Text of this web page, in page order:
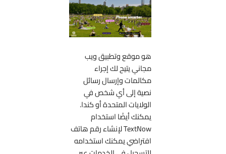
هو موقع وتطبيق ويب
مجاني يتيح لك إجراء
مكالمات وإرسال رسائل
نصية إلى أي شخص في
الولايات المتحدة أو كندا.
يمكنك أيضًا استخدام
TextNow لإنشاء رقم هاتف
افتراضي يمكنك استخدامه